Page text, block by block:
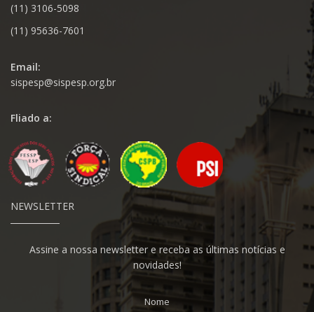
(11) 3106-5098
(11) 95636-7601
Email:
sispesp@sispesp.org.br
Fliado a:
NEWSLETTER
Assine a nossa newsletter e receba as últimas notícias e
novidades!
Nome